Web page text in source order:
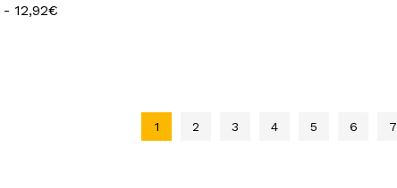
- 12,92€
12,92€
1 2 3 4 5 6 7